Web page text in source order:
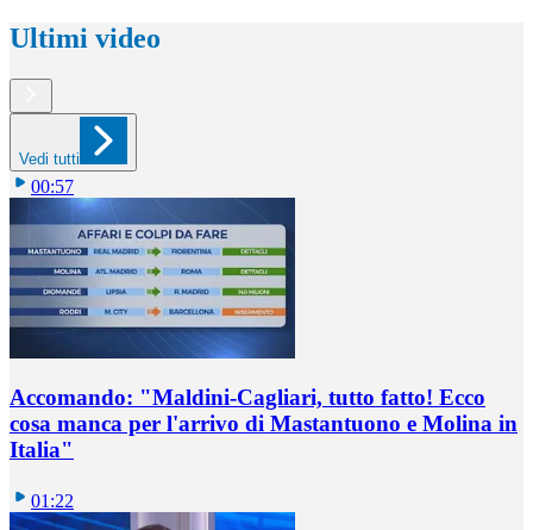
Ultimi video
Vedi tutti
00:57
Accomando: "Maldini-Cagliari, tutto fatto! Ecco
cosa manca per l'arrivo di Mastantuono e Molina in
Italia"
01:22